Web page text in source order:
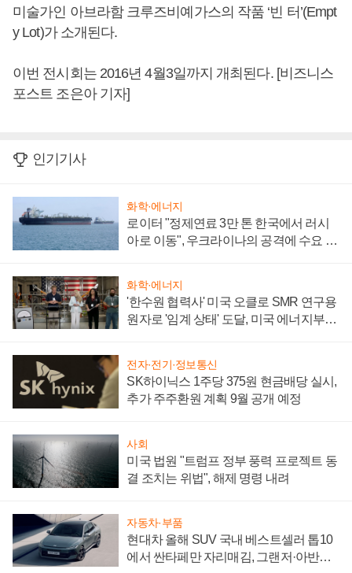
미술가인 아브라함 크루즈비예가스의 작품 ‘빈 터’(Empt
y Lot)가 소개된다.
이번 전시회는 2016년 4월3일까지 개최된다. [비즈니스
포스트 조은아 기자]
인기기사
화학·에너지
로이터 "정제연료 3만 톤 한국에서 러시
아로 이동", 우크라이나의 공격에 수요 늘
화학·에너지
'한수원 협력사' 미국 오클로 SMR 연구용
원자로 '임계 상태' 도달, 미국 에너지부
전자·전기·정보통신
SK하이닉스 1주당 375원 현금배당 실시,
추가 주주환원 계획 9월 공개 예정
사회
미국 법원 "트럼프 정부 풍력 프로젝트 동
결 조치는 위법", 해제 명령 내려
자동차·부품
현대차 올해 SUV 국내 베스트셀러 톱10
에서 싼타페만 자리매김, 그랜저·아반떼